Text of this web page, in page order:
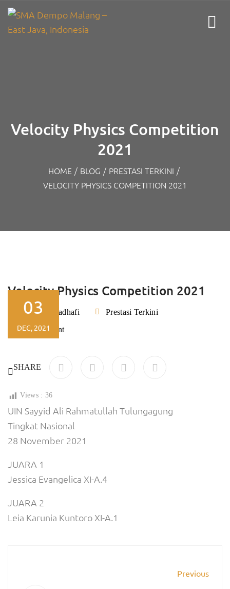
Velocity Physics Competition
2021
HOME / BLOG / PRESTASI TERKINI /
VELOCITY PHYSICS COMPETITION 2021
Velocity Physics Competition 2021
By Rizky Kadhafi
Prestasi Terkini
No Comment
03
DEC, 2021
SHARE
Views : 36
UIN Sayyid Ali Rahmatullah Tulungagung
Tingkat Nasional
28 November 2021
JUARA 1
Jessica Evangelica XI-A.4
JUARA 2
Leia Karunia Kuntoro XI-A.1
Previous